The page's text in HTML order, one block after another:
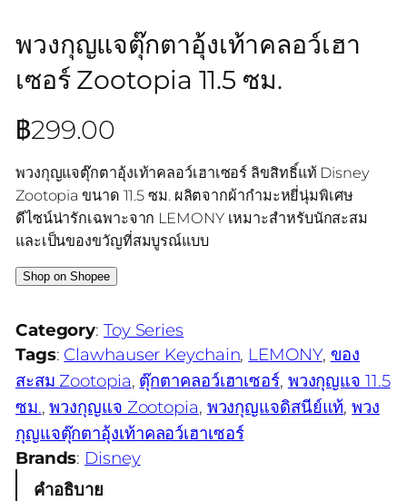
พวงกุญแจตุ๊กตาอุ้งเท้าคลอว์เฮา
เซอร์ Zootopia 11.5 ซม.
฿299.00
พวงกุญแจตุ๊กตาอุ้งเท้าคลอว์เฮาเซอร์ ลิขสิทธิ์แท้ Disney
Zootopia ขนาด 11.5 ซม. ผลิตจากผ้ากำมะหยี่นุ่มพิเศษ
ดีไซน์น่ารักเฉพาะจาก LEMONY เหมาะสำหรับนักสะสม
และเป็นของขวัญที่สมบูรณ์แบบ
Shop on Shopee
Category: Toy Series
Tags: Clawhauser Keychain, LEMONY, ของ
สะสม Zootopia, ตุ๊กตาคลอว์เฮาเซอร์, พวงกุญแจ 11.5
ซม., พวงกุญแจ Zootopia, พวงกุญแจดิสนีย์แท้, พวง
กุญแจตุ๊กตาอุ้งเท้าคลอว์เฮาเซอร์
Brands: Disney
คำอธิบาย